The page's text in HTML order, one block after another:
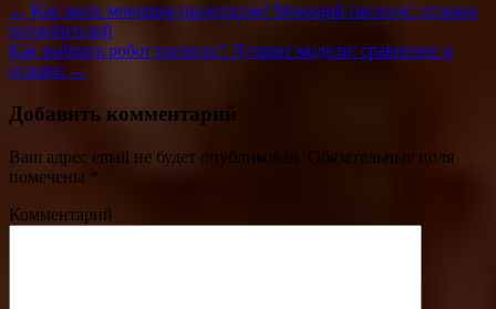
← Как мыть моющим пылесосом? Моющий пылесос: отзывы
потребителей
Как выбрать робот пылесос? Лучшие модели: сравнение и
отзывы →
Добавить комментарий
Ваш адрес email не будет опубликован. Обязательные поля
помечены *
Комментарий